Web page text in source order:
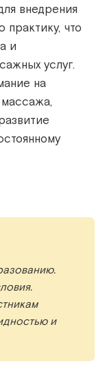
внедрения
практику, что
и
услуг.
на
и